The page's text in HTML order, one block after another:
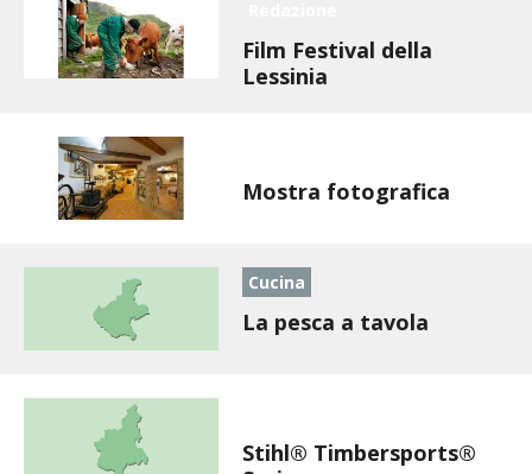
BLUMEN
NOCCIOLA DI CALABRIA
PELLENC
MEDICINA DEI SEMPLICI
SCONTI NOVEMBRE
COMPO
ZAPI GARDEN
Film Festival della
Lessinia
Mostra fotografica
Cucina
La pesca a tavola
Stihl® Timbersports®